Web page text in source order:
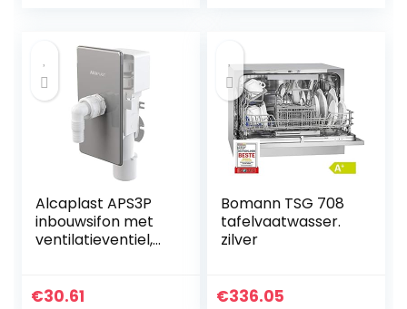
Alcaplast APS3P
inbouwsifon met
ventilatieventiel,
€30.61
Bomann TSG 708
tafelvaatwasser.
zilver
€336.05